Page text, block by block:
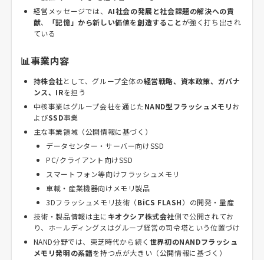
経営メッセージでは、 AI社会の発展と社会課題の解決への貢
献、 「記憶」から新しい価値を創造することが強く打ち出され
ている
📊事業内容
持株会社として、グループ全体の経営戦略、資本政策、ガバナ
ンス、IRを担う
中核事業はグループ会社を通じたNAND型フラッシュメモリお
よびSSD事業
主な事業領域（公開情報に基づく）
データセンター・サーバー向けSSD
PC/クライアント向けSSD
スマートフォン等向けフラッシュメモリ
車載・産業機器向けメモリ製品
3Dフラッシュメモリ技術（BiCS FLASH）の開発・量産
技術・製品情報は主に キオクシア株式会社側で公開されてお
り、ホールディングスはグループ経営の司令塔という位置づけ
NAND分野では、東芝時代から続く 世界初のNANDフラッシュ
メモリ発明の系譜を持つ点が大きい（公開情報に基づく）